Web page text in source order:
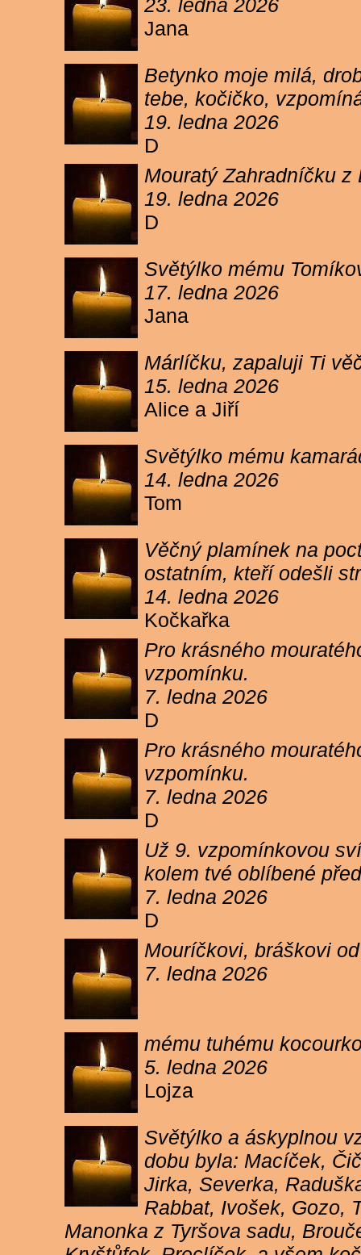
23. ledna 2026
Jana
Betynko moje milá,
tebe, kočičko,
19. ledna 2026
D
Mouratý Zahradníčku
19. ledna 2026
D
Světýlko mému
17. ledna 2026
Jana
Márlíčku, zapaluji Ti
15. ledna 2026
Alice a Jiří
Světýlko mému
14. ledna 2026
Tom
Věčný plamínek na
ostatním, kteří odešli
14. ledna 2026
Kočkařka
Pro krásného
vzpomínku.
7. ledna 2026
D
Pro krásného
vzpomínku.
7. ledna 2026
D
Už 9. vzpomínkovou
kolem tvé oblíbené
7. ledna 2026
D
Mouríčkovi, bráškovi
7. ledna 2026
mému tuhému
5. ledna 2026
Lojza
Světýlko a áskyplnou
dobu byla: Macíček,
Jirka, Severka,
Rabbat, Ivošek, Gozo,
Manonka z Tyršova sadu,